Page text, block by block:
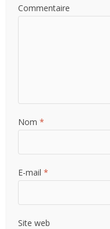
Commentaire
Nom*
E-mail*
Site web